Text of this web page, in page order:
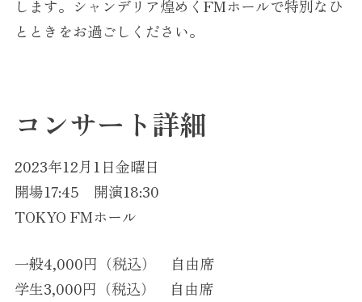
します。シャンデリア煌めくFMホールで特別なひ
とときをお過ごしください。
コンサート詳細
2023年12月1日金曜日
開場17:45 開演18:30
TOKYO FMホール
一般4,000円（税込） 自由席
学生3,000円（税込） 自由席